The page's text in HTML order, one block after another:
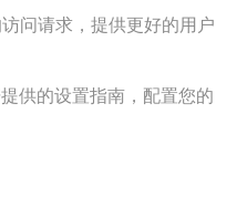
问请求，提供更好的用户
供的设置指南，配置您的